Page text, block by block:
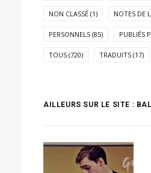
NON CLASSÉ (1) NOTES DE
PERSONNELS (85) PUBLIÉS
TOUS (720) TRADUITS (17)
AILLEURS SUR LE SITE :